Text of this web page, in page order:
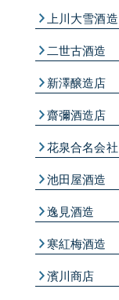
上川大雪酒造
二世古酒造
新澤醸造店
齋彌酒造店
花泉合名会社
池田屋酒造
逸見酒造
寒紅梅酒造
濱川商店